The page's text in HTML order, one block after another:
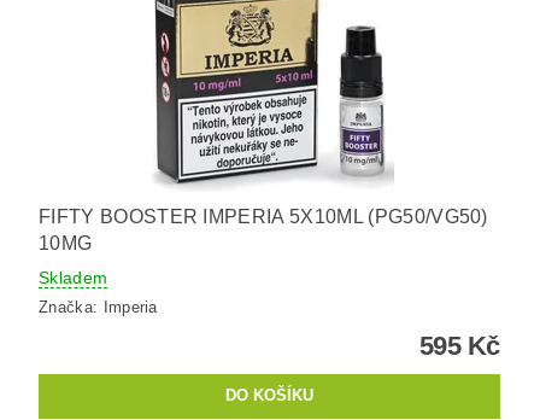
FIFTY BOOSTER IMPERIA 5X10ML (PG50/VG50)
10MG
Skladem
Značka: Imperia
595 Kč